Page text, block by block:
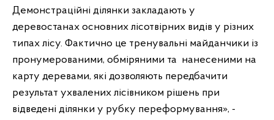
Демонстраційні ділянки закладають у
деревостанах основних лісотвірних видів у різних
типах лісу. Фактично це тренувальні майданчики із
пронумерованими, обміряними та нанесеними на
карту деревами, які дозволяють передбачити
результат ухвалених лісівником рішень при
відведені ділянки у рубку переформування», -